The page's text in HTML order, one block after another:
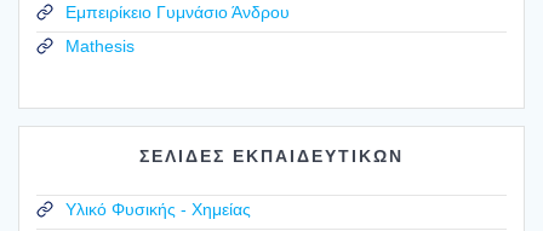
Εμπειρίκειο Γυμνάσιο Άνδρου
Mathesis
ΣΕΛΙΔΕΣ ΕΚΠΑΙΔΕΥΤΙΚΩΝ
Υλικό Φυσικής - Χημείας